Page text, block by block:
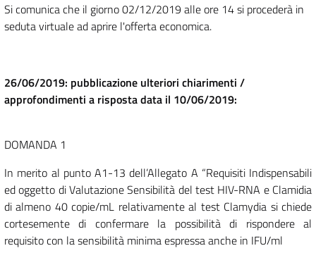
Si comunica che il giorno02/12/2019 alle ore 14 si procederà in
seduta virtuale ad aprire l'offerta economica.
26/06/2019: pubblicazione ulteriori chiarimenti /
approfondimenti a risposta data il 10/06/2019:
DOMANDA 1
In merito al punto A1-13 dell’Allegato A “Requisiti Indispensabili
ed oggetto di Valutazione Sensibilità del test HIV-RNA e Clamidia
di almeno 40 copie/mL relativamente al test Clamydia si chiede
cortesemente di confermare la possibilità di rispondere al
requisito con la sensibilità minima espressa anche in IFU/ml